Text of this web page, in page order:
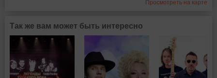
Просмотреть на карте
Так же вам может быть интересно